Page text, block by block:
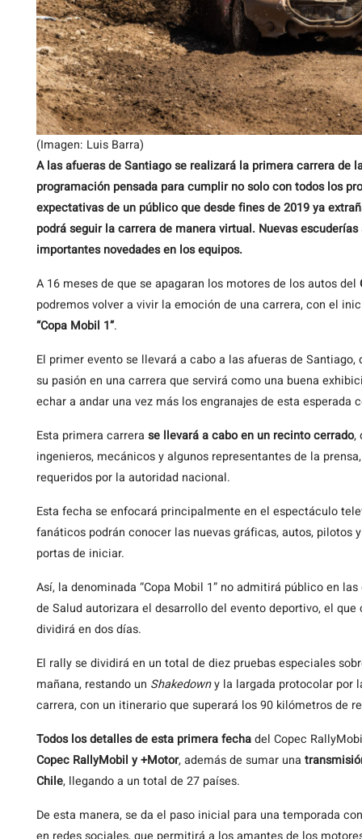
(Imagen: Luis Barra)
A las afueras de Santiago se realizará la primera carrera de
programación pensada para cumplir no solo con todos los
expectativas de un público que desde fines de 2019 ya
podrá seguir la carrera de manera virtual. Nuevas
importantes novedades en los equipos.
A 16 meses de que se apagaran los motores de los autos del
podremos volver a vivir la emoción de una carrera, con el
“Copa Mobil 1”.
El primer evento se llevará a cabo a las afueras de
su pasión en una carrera que servirá como una buena
echar a andar una vez más los engranajes de esta esperada
Esta primera carrera se llevará a cabo en un recinto cerrado,
ingenieros, mecánicos y algunos representantes de la
requeridos por la autoridad nacional.
Esta fecha se enfocará principalmente en el espectáculo
fanáticos podrán conocer las nuevas gráficas, autos, pilotos
portas de iniciar.
Así, la denominada “Copa Mobil 1” no admitirá público en
de Salud autorizara el desarrollo del evento deportivo, el
dividirá en dos días.
El rally se dividirá en un total de diez pruebas especiales
mañana, restando un Shakedowny la largada protocolar por
carrera, con un itinerario que superará los 90 kilómetros de
Todos los detalles de esta primera fechadel Copec
Copec RallyMobil y +Motor, además de sumar una
Chile, llegando a un total de 27 países.
De esta manera, se da el paso inicial para una temporada